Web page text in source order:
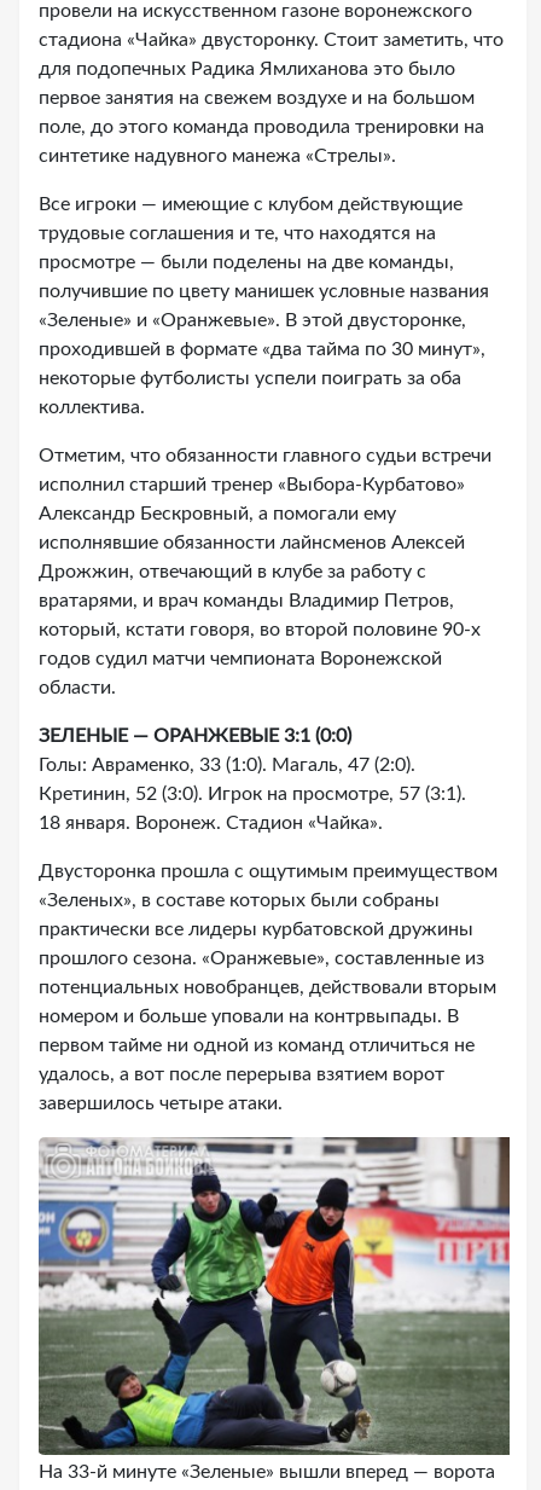
провели на искусственном газоне воронежского
стадиона «Чайка» двусторонку. Стоит заметить, что
для подопечных Радика Ямлиханова это было
первое занятия на свежем воздухе и на большом
поле, до этого команда проводила тренировки на
синтетике надувного манежа «Стрелы».
Все игроки — имеющие с клубом действующие
трудовые соглашения и те, что находятся на
просмотре — были поделены на две команды,
получившие по цвету манишек условные названия
«Зеленые» и «Оранжевые». В этой двусторонке,
проходившей в формате «два тайма по 30 минут»,
некоторые футболисты успели поиграть за оба
коллектива.
Отметим, что обязанности главного судьи встречи
исполнил старший тренер «Выбора-Курбатово»
Александр Бескровный, а помогали ему
исполнявшие обязанности лайнсменов Алексей
Дрожжин, отвечающий в клубе за работу с
вратарями, и врач команды Владимир Петров,
который, кстати говоря, во второй половине 90-х
годов судил матчи чемпионата Воронежской
области.
ЗЕЛЕНЫЕ — ОРАНЖЕВЫЕ 3:1 (0:0)
Голы: Авраменко, 33 (1:0). Магаль, 47 (2:0).
Кретинин, 52 (3:0). Игрок на просмотре, 57 (3:1).
18 января. Воронеж. Стадион «Чайка».
Двусторонка прошла с ощутимым преимуществом
«Зеленых», в составе которых были собраны
практически все лидеры курбатовской дружины
прошлого сезона. «Оранжевые», составленные из
потенциальных новобранцев, действовали вторым
номером и больше уповали на контрвыпады. В
первом тайме ни одной из команд отличиться не
удалось, а вот после перерыва взятием ворот
завершилось четыре атаки.
На 33-й минуте «Зеленые» вышли вперед — ворота